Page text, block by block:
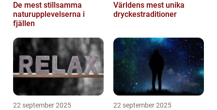
De mest stillsamma
naturupplevelserna i
fjällen
Världens mest unika
dryckestraditioner
22 september 2025 22 september 2025